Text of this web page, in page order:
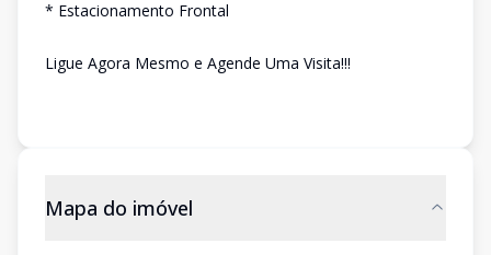
* Estacionamento Frontal
Ligue Agora Mesmo e Agende Uma Visita!!!
Mapa do imóvel